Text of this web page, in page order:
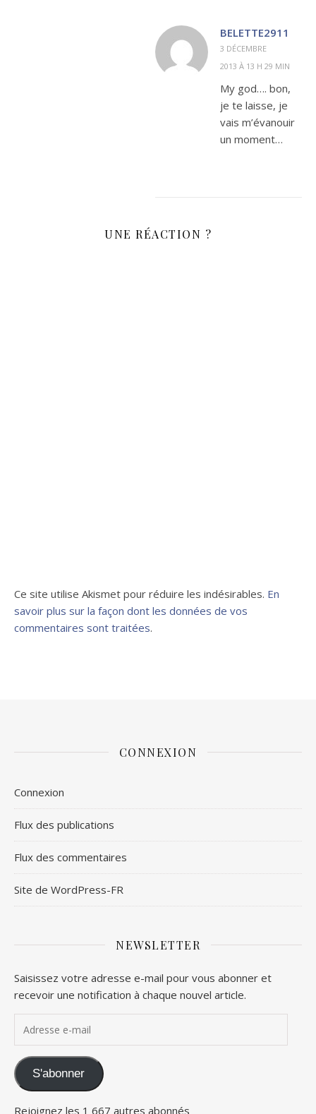
BELETTE2911
3 DÉCEMBRE
2013 À 13 H 29 MIN
My god…. bon,
je te laisse, je
vais m’évanouir
un moment…
UNE RÉACTION ?
Ce site utilise Akismet pour réduire les indésirables. En
savoir plus sur la façon dont les données de vos
commentaires sont traitées.
CONNEXION
Connexion
Flux des publications
Flux des commentaires
Site de WordPress-FR
NEWSLETTER
Saisissez votre adresse e-mail pour vous abonner et
recevoir une notification à chaque nouvel article.
S'abonner
Rejoignez les 1 667 autres abonnés